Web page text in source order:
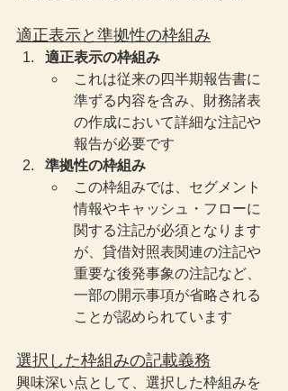
適正表示と準拠性の枠組み
適正表示の枠組み
これは従来の四半期報告書に
準ずる内容を含み、財務諸表
の作成において詳細な注記や
報告が必要です
準拠性の枠組み
この枠組みでは、セグメント
情報やキャッシュ・フローに
関する注記が必須となります
が、貸借対照表関連の注記や
重要な後発事象の注記など、
一部の開示事項が省略される
ことが認められています
選択した枠組みの記載義務
興味深い点として、選択した枠組みを